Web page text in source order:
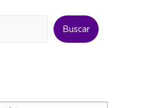
Buscar